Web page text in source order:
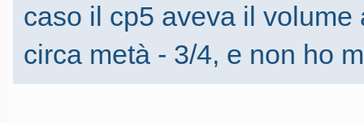
caso il cp5 aveva il
circa metà - 3/4, e non ho